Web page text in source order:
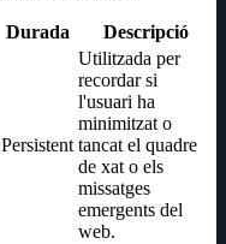
Durada Descripció
Persistent
Utilitzada per
recordar si
l'usuari ha
minimitzat o
tancat el quadre
de xat o els
missatges
emergents del
web.